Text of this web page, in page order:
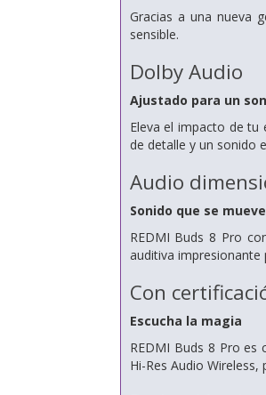
Gracias a una nueva
sensible.
Dolby Audio
Ajustado para un
Eleva el impacto de tu
de detalle y un sonido
Audio
Sonido que se
REDMI Buds 8 Pro
auditiva impresionante
Con
Escucha la magia
REDMI Buds 8 Pro
Hi-Res Audio